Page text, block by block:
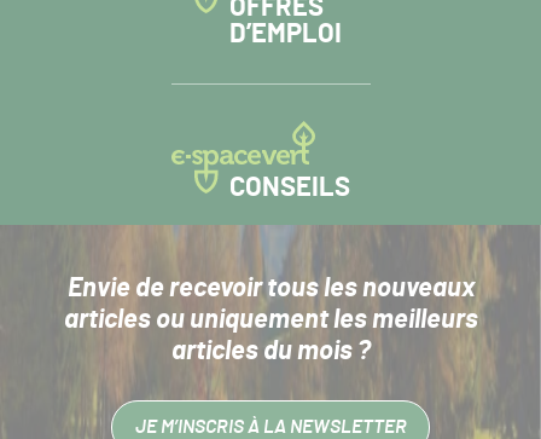
OFFRES
D’EMPLOI
CONSEILS
Envie de recevoir tous les nouveaux
articlesou uniquement les meilleurs
articles du mois ?
JE M’INSCRIS À LA NEWSLETTER